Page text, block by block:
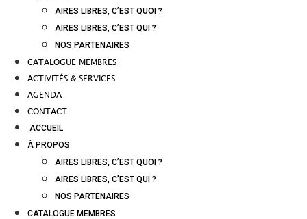
AIRES LIBRES, C’EST QUOI ?
AIRES LIBRES, C’EST QUI ?
NOS PARTENAIRES
CATALOGUE MEMBRES
ACTIVITÉS & SERVICES
AGENDA
CONTACT
ACCUEIL
À PROPOS
AIRES LIBRES, C’EST QUOI ?
AIRES LIBRES, C’EST QUI ?
NOS PARTENAIRES
CATALOGUE MEMBRES